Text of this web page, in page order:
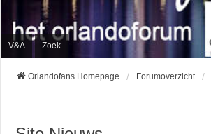
V&A Zoek
Orlandofans Homepage Forumoverzicht